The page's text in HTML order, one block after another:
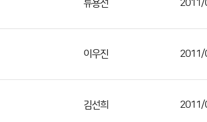
류용선 2011/
이우진 2011/
김선희 2011/